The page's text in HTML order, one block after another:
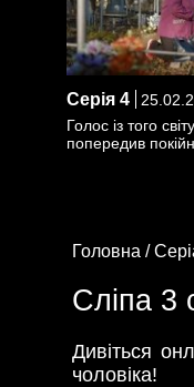
Серія 4
Голос із того
попередив
Головна /
Сліпа 3
Дивіться
чоловіка!